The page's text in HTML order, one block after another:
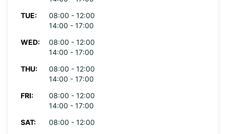
TUE:
08:00 - 12:00
14:00 - 17:00
WED:
08:00 - 12:00
14:00 - 17:00
THU:
08:00 - 12:00
14:00 - 17:00
FRI:
08:00 - 12:00
14:00 - 17:00
SAT:
08:00 - 12:00